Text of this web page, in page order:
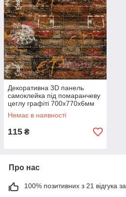
Декоративна 3D панель
самоклейка під помаранчеву
цеглу графіті 700х770х6мм
(025) SW-00000081
Немає в наявності
115 ₴
Про нас
100% позитивних з 21 відгука за